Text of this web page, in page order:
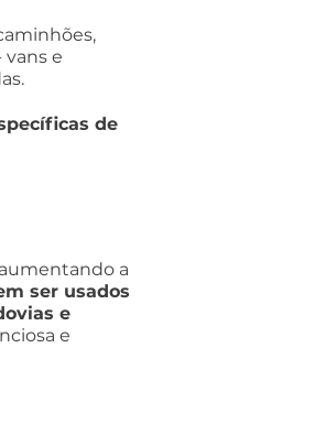
e
de
a
ser usados
e
e